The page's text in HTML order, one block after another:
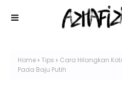
Home Tips
Cara Hilangkan
Pada Baju Putih